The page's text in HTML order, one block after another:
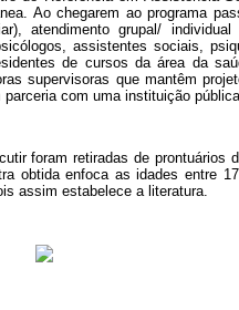
Ao chegarem ao programa
atendimento grupal/
assistentes sociais,
de cursos da área da
supervisoras que mantêm
com uma instituição pública.
foram retiradas de prontuários
obtida enfoca as idades entre
assim estabelece a literatura.